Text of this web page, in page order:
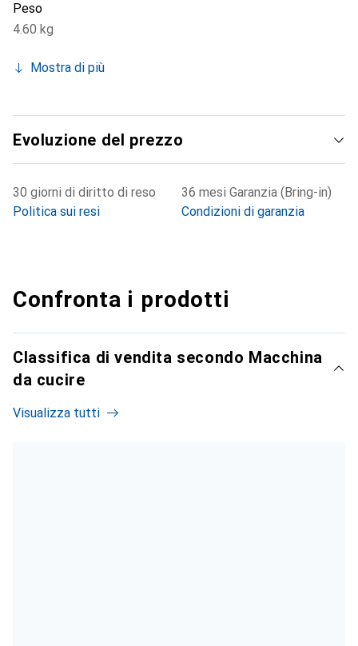
Peso
4.60 kg
Mostra di più
Evoluzione del prezzo
30 giorni di diritto di reso
Politica sui resi
36 mesi Garanzia (Bring-in)
Condizioni di garanzia
Confronta i prodotti
Classifica di vendita secondo Macchina
da cucire
Visualizza tutti